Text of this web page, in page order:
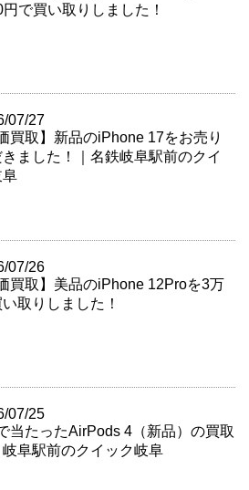
で買い取りしました！
07/27
買取】新品のiPhone 17をお売り
ました！｜名鉄岐阜駅前のクイ
阜
07/26
買取】美品のiPhone 12Proを3万
取りしました！
07/25
当たったAirPods 4（新品）の買取
阜駅前のクイック岐阜